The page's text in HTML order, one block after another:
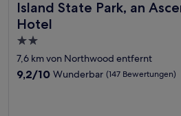
Island State Park, an
Hotel
2.0-
Sterne-
Unterkunft
7,6 km von Northwood entfernt
9.2
9,2/10 Wunderbar (147 Bewertungen)